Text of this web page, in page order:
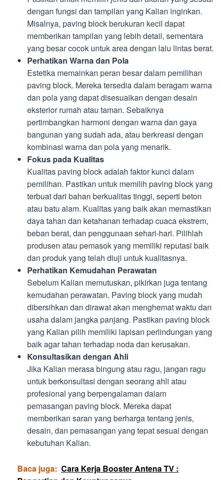
dengan fungsi dan tampilan yang Kalian inginkan.
Misalnya, paving block berukuran kecil dapat
memberikan tampilan yang lebih detail, sementara
yang besar cocok untuk area dengan lalu lintas berat.
Perhatikan Warna dan Pola
Estetika memainkan peran besar dalam pemilihan
paving block. Mereka tersedia dalam beragam warna
dan pola yang dapat disesuaikan dengan desain
eksterior rumah atau taman. Sebaiknya
pertimbangkan harmoni dengan warna dan gaya
bangunan yang sudah ada, atau berkreasi dengan
kombinasi warna dan pola yang menarik.
Fokus pada Kualitas
Kualitas paving block adalah faktor kunci dalam
pemilihan. Pastikan untuk memilih paving block yang
terbuat dari bahan berkualitas tinggi, seperti beton
atau batu alam. Kualitas yang baik akan memastikan
daya tahan dan ketahanan terhadap cuaca ekstrem,
beban berat, dan penggunaan sehari-hari. Pilihlah
produsen atau pemasok yang memiliki reputasi baik
dan produk yang telah diuji untuk kualitasnya.
Perhatikan Kemudahan Perawatan
Sebelum Kalian memutuskan, pikirkan juga tentang
kemudahan perawatan. Paving block yang mudah
dibersihkan dan dirawat akan menghemat waktu dan
usaha dalam jangka panjang. Pastikan paving block
yang Kalian pilih memiliki lapisan perlindungan yang
baik agar tahan terhadap noda dan kerusakan.
Konsultasikan dengan Ahli
Jika Kalian merasa bingung atau ragu, jangan ragu
untuk berkonsultasi dengan seorang ahli atau
profesional yang berpengalaman dalam
pemasangan paving block. Mereka dapat
memberikan saran yang berharga tentang jenis,
desain, dan pemasangan yang tepat sesuai dengan
kebutuhan Kalian.
Baca juga: Cara Kerja Booster Antena TV :